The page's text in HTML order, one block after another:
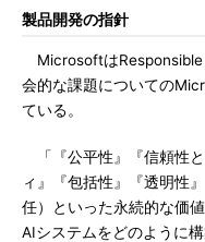
製品開発の指針
MicrosoftはResponsible
会的な課題についての
ている。
「『公平性』『信頼性
ィ』『包括性』『透明性
任）といった永続的な価
AIシステムをどのように